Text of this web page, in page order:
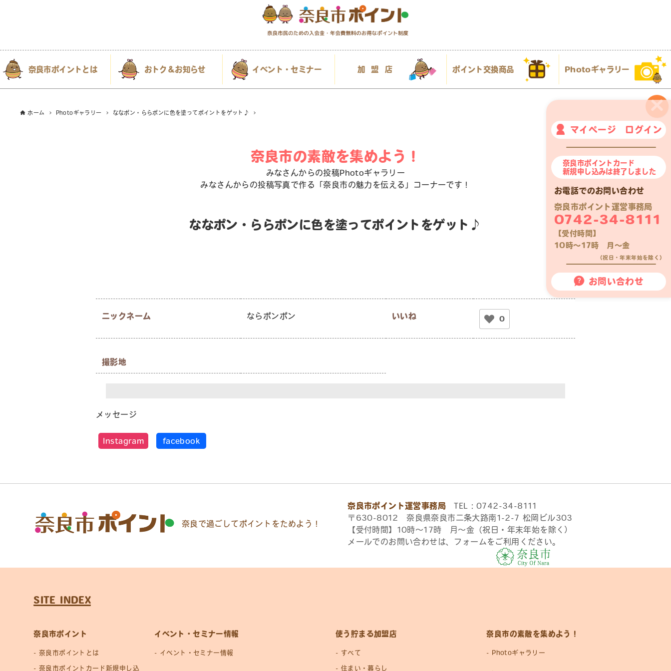
×
マイページ ログイン
奈良市ポイントカード
新規申し込みは終了しました
お電話でのお問い合わせ
奈良市ポイント運営事務局
0742-34-8111
【受付時間】
10時〜17時 月〜金
（祝日・年末年始を除く）
お問い合わせ
奈良市ポイントとは おトク＆お知らせ イベント・セミナー 加盟店 ポイント交換商品 Photoギャラリー
ホーム Photoギャラリー ななポン・ららポンに色を塗ってポイントをゲット♪
奈良市の素敵を集めよう！
みなさんからの投稿Photoギャラリー
みなさんからの投稿写真で作る「奈良市の魅力を伝える」コーナーです！
ななポン・ららポンに色を塗ってポイントをゲット♪
ニックネーム ならポンポン いいね 0
撮影地
メッセージ
Instagram facebook
奈良で過ごしてポイントをためよう！
奈良市ポイント運営事務局 TEL：0742-34-8111
〒630-8012 奈良県奈良市二条大路南1-2-7 松岡ビル303
【受付時間】10時〜17時 月〜金（祝日・年末年始を除く）
メールでのお問い合わせは、フォームをご利用ください。
SITE INDEX
奈良市ポイント
奈良市ポイントとは
奈良市ポイントカード新規申し込
イベント・セミナー情報
イベント・セミナー情報
使う貯まる加盟店
すべて
住まい・暮らし
奈良市の素敵を集めよう！
Photoギャラリー